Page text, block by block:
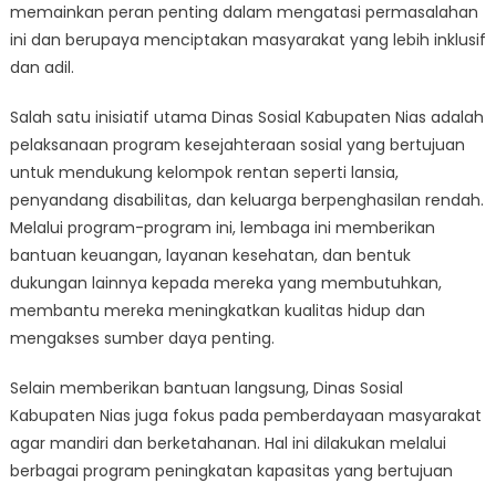
memainkan peran penting dalam mengatasi permasalahan
ini dan berupaya menciptakan masyarakat yang lebih inklusif
dan adil.
Salah satu inisiatif utama Dinas Sosial Kabupaten Nias adalah
pelaksanaan program kesejahteraan sosial yang bertujuan
untuk mendukung kelompok rentan seperti lansia,
penyandang disabilitas, dan keluarga berpenghasilan rendah.
Melalui program-program ini, lembaga ini memberikan
bantuan keuangan, layanan kesehatan, dan bentuk
dukungan lainnya kepada mereka yang membutuhkan,
membantu mereka meningkatkan kualitas hidup dan
mengakses sumber daya penting.
Selain memberikan bantuan langsung, Dinas Sosial
Kabupaten Nias juga fokus pada pemberdayaan masyarakat
agar mandiri dan berketahanan. Hal ini dilakukan melalui
berbagai program peningkatan kapasitas yang bertujuan